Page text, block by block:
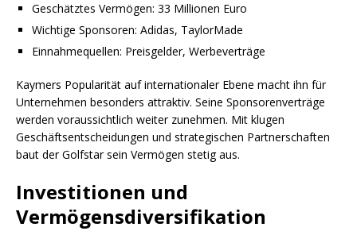
Geschätztes Vermögen: 33 Millionen Euro
Wichtige Sponsoren: Adidas, TaylorMade
Einnahmequellen: Preisgelder, Werbeverträge
Kaymers Popularität auf internationaler Ebene macht ihn für
Unternehmen besonders attraktiv. Seine Sponsorenverträge
werden voraussichtlich weiter zunehmen. Mit klugen
Geschäftsentscheidungen und strategischen Partnerschaften
baut der Golfstar sein Vermögen stetig aus.
Investitionen und
Vermögensdiversifikation